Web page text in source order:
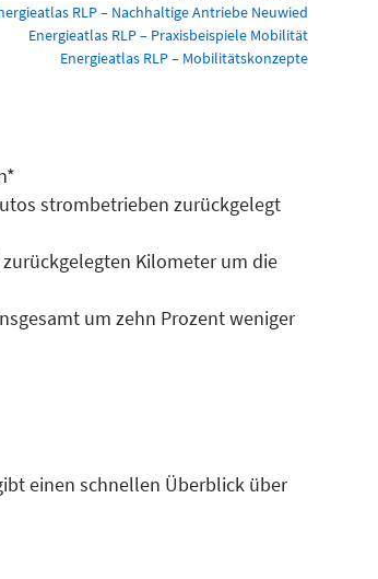
RLP – Nachhaltige Antriebe Neuwied
Energieatlas RLP – Praxisbeispiele Mobilität
Energieatlas RLP – Mobilitätskonzepte
strombetrieben zurückgelegt
Kilometer um die
um zehn Prozent weniger
einen schnellen Überblick über